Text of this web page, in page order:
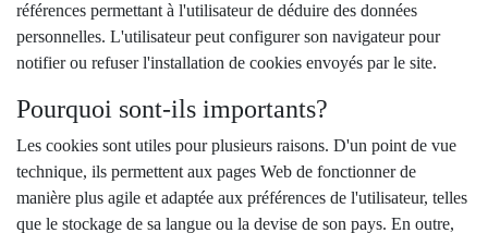
références permettant à l'utilisateur de déduire des données
personnelles. L'utilisateur peut configurer son navigateur pour
notifier ou refuser l'installation de cookies envoyés par le site.
Pourquoi sont-ils importants?
Les cookies sont utiles pour plusieurs raisons. D'un point de vue
technique, ils permettent aux pages Web de fonctionner de
manière plus agile et adaptée aux préférences de l'utilisateur, telles
que le stockage de sa langue ou la devise de son pays. En outre,